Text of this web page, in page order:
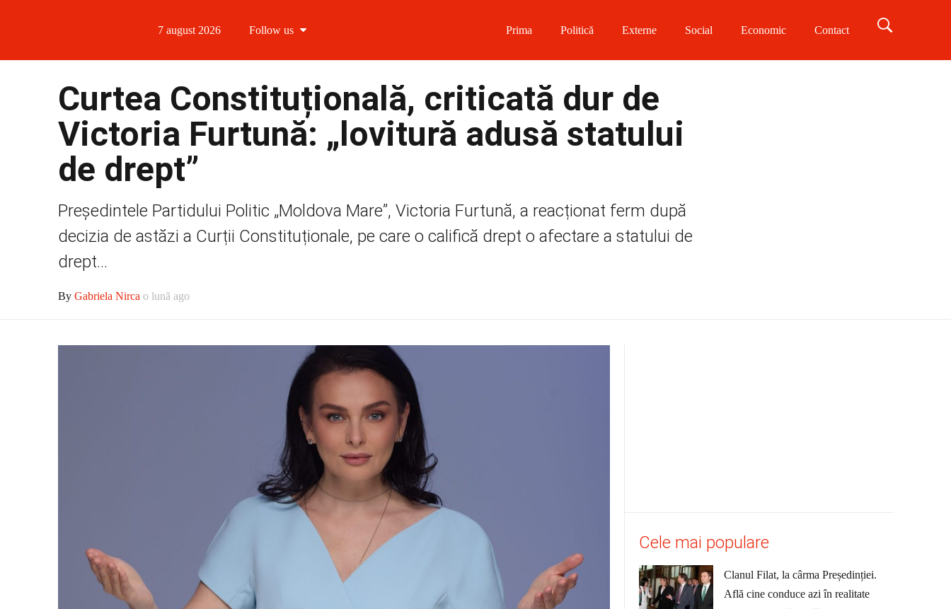
7 august 2026 Follow us
Follow us on Twitter
Follow us on Instagram
Prima Politică Externe Social Economic Contact
Curtea Constituțională, criticată dur de
Victoria Furtună: „lovitură adusă statului
de drept”
Președintele Partidului Politic „Moldova Mare”, Victoria Furtună, a reacționat ferm după
decizia de astăzi a Curții Constituționale, pe care o califică drept o afectare a statului de
drept...
By Gabriela Nirca o lună ago
Cele mai populare
Clanul Filat, la cârma Președinției.
Află cine conduce azi în realitate